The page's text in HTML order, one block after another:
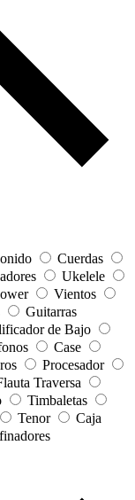
Cuerdas
Ukelele
Vientos
Guitarras
de Bajo
Case
Procesador
Traversa
Timbaletas
Tenor
Caja